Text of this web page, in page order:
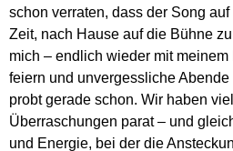
schon verraten, dass der Song
Zeit, nach Hause auf die Bühne
mich – endlich wieder mit
feiern und unvergessliche
probt gerade schon. Wir haben
Überraschungen parat – und
und Energie, bei der die